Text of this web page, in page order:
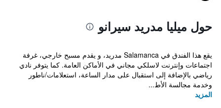
حول ميليا مدريد سيرانو
يقع هذا الفندق في Salamanca مدريد، و يقدم مسبح خارجي، غرفة
اجتماعات وإنترنت لاسلكي مجاني في الأماكن العامة. كما يتوفر نادي
رياضي بالإضافة إلى استقبال على مدار الساعة، استعلامات/ناطور
وخدمة مجالسة الأط...
المزيد